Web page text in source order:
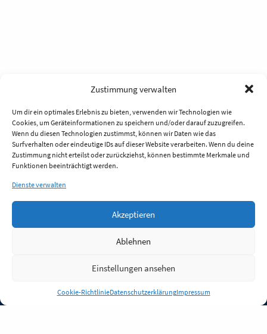
Zustimmung verwalten
Um dir ein optimales Erlebnis zu bieten, verwenden wir Technologien wie
Cookies, um Geräteinformationen zu speichern und/oder darauf zuzugreifen.
Wenn du diesen Technologien zustimmst, können wir Daten wie das
Surfverhalten oder eindeutige IDs auf dieser Website verarbeiten. Wenn du deine
Zustimmung nicht erteilst oder zurückziehst, können bestimmte Merkmale und
Funktionen beeinträchtigt werden.
Dienste verwalten
Akzeptieren
Ablehnen
Einstellungen ansehen
Cookie-RichtlinieDatenschutzerklärungImpressum